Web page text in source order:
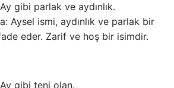
gibi parlak ve aydınlık.
Aysel ismi, aydınlık ve parlak bir
eder. Zarif ve hoş bir isimdir.
Ay gibi teni olan.